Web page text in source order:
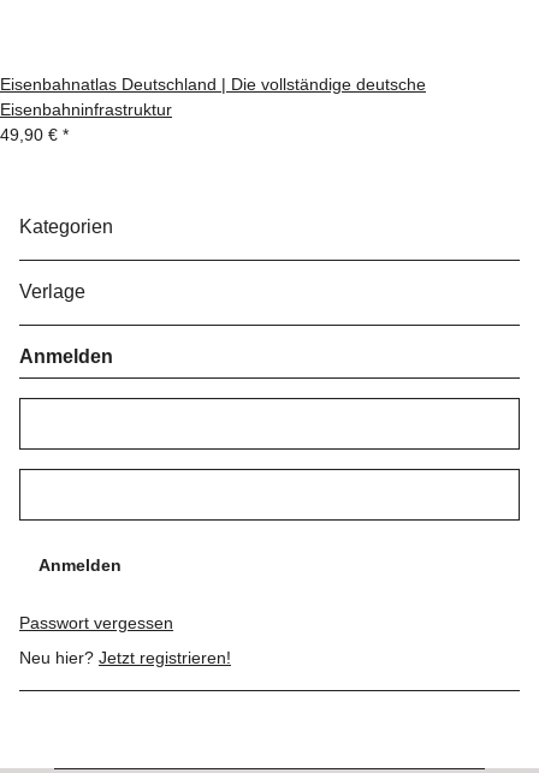
Eisenbahnatlas Deutschland | Die vollständige deutsche
Eisenbahninfrastruktur
49,90 € *
Kategorien
Verlage
Anmelden
Anmelden
Passwort vergessen
Neu hier? Jetzt registrieren!